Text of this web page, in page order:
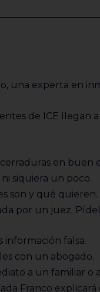
una experta en
de ICE llegan
en buen
siquiera un poco.
son y qué quieren.
por un juez.
información falsa.
con un abogado.
a un familiar o
Franco